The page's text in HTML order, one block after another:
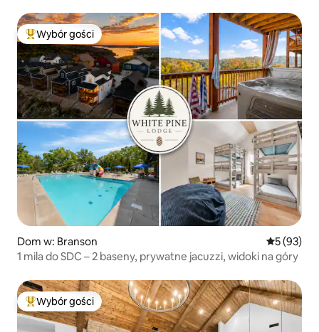
Najpopularniejsze z kategorii Wybór gości
Wybór gości
Dom w: Branson Średnia
5 (93)
1 mila do SDC – 2 baseny, prywatne jacuzzi, widoki na góry
Najpopularniejsze z kategorii Wybór gości
Wybór gości